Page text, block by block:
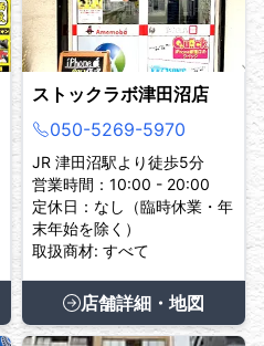
ストックラボ津田沼店
050-5269-5970
JR 津田沼駅より徒歩5分
営業時間：10:00 - 20:00
定休日：なし（臨時休業・年
末年始を除く）
取扱商材: すべて
店舗詳細・地図